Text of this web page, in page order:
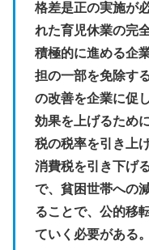
格差是正の実施が
れた育児休業の完
積極的に進める企
担の一部を免除す
の改善を企業に促
効果を上げるため
税の税率を引き上
消費税を引き下げ
で、貧困世帯への
ることで、公的移
ていく必要